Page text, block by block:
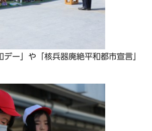
ー」や「核兵器廃絶平和都市宣言」